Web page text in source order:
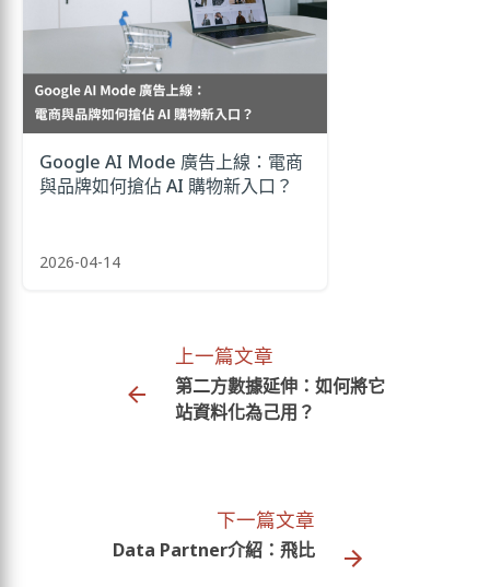
Google AI Mode 廣告上線：電商
與品牌如何搶佔 AI 購物新入口？
2026-04-14
上一篇文章
第二方數據延伸：如何將它
站資料化為己用？
下一篇文章
Data Partner介紹：飛比